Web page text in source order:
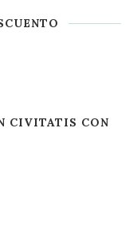
CIVITATIS CON